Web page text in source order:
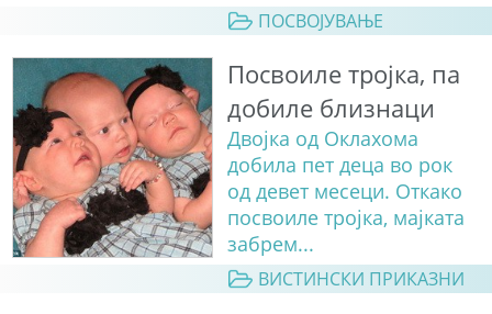
ПОСВОЈУВАЊЕ
Посвоиле тројка, па
добиле близнаци
Двојка од Оклахома
добила пет деца во рок
од девет месеци. Откако
посвоиле тројка, мајката
забрем...
ВИСТИНСКИ ПРИКАЗНИ